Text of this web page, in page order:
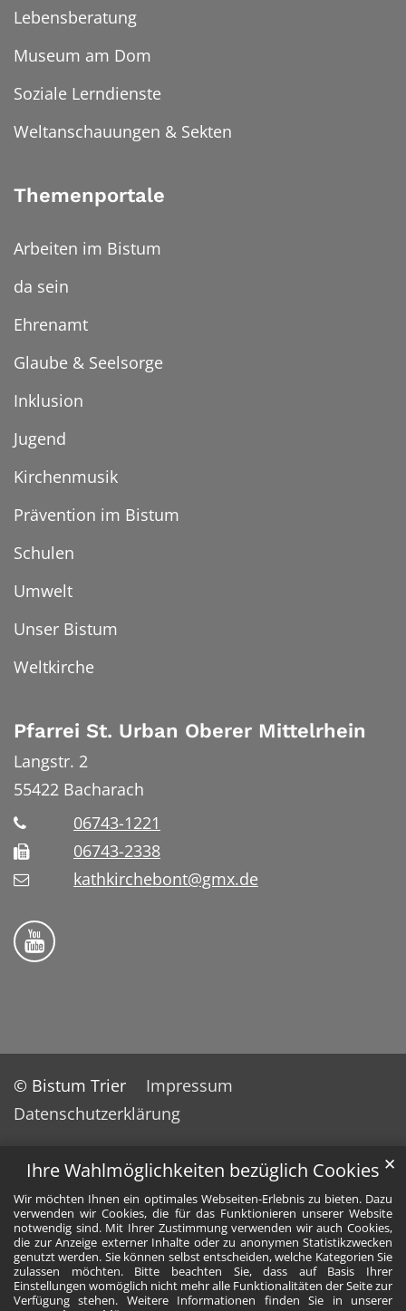
Ihre Wahlmöglichkeiten bezüglich Cookies
Wir möchten Ihnen ein optimales Webseiten-Erlebnis zu bieten. Dazu
verwenden wir Cookies, die für das Funktionieren unserer Website
notwendig sind. Mit Ihrer Zustimmung verwenden wir auch Cookies,
die zur Anzeige externer Inhalte oder zu anonymen Statistikzwecken
genutzt werden. Sie können selbst entscheiden, welche Kategorien Sie
zulassen möchten. Bitte beachten Sie, dass auf Basis Ihrer
Einstellungen womöglich nicht mehr alle Funktionalitäten der Seite zur
Verfügung stehen. Weitere Informationen finden Sie in unserer
✕
Lebensberatung
Museum am Dom
Soziale Lerndienste
Weltanschauungen & Sekten
Themenportale
Arbeiten im Bistum
da sein
Ehrenamt
Glaube & Seelsorge
Inklusion
Jugend
Kirchenmusik
Prävention im Bistum
Schulen
Umwelt
Unser Bistum
Weltkirche
Pfarrei St. Urban Oberer Mittelrhein
Langstr. 2
55422 Bacharach
06743-1221
06743-2338
kathkirchebont@gmx.de
Folge uns auf YouTube
© Bistum Trier
Impressum
Datenschutzerklärung